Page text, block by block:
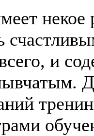
некое
и